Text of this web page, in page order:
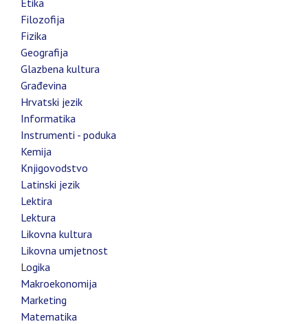
Etika
Filozofija
Fizika
Geografija
Glazbena kultura
Građevina
Hrvatski jezik
Informatika
Instrumenti - poduka
Kemija
Knjigovodstvo
Latinski jezik
Lektira
Lektura
Likovna kultura
Likovna umjetnost
Logika
Makroekonomija
Marketing
Matematika